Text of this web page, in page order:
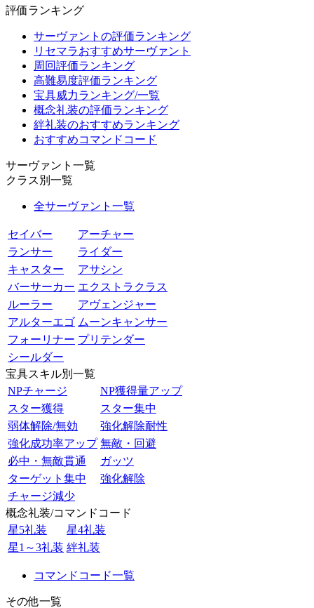
評価ランキング
サーヴァントの評価ランキング
リセマラおすすめサーヴァント
周回評価ランキング
高難易度評価ランキング
宝具威力ランキング/一覧
概念礼装の評価ランキング
絆礼装のおすすめランキング
おすすめコマンドコード
サーヴァント一覧
クラス別一覧
全サーヴァント一覧
セイバー
アーチャー
ランサー
ライダー
キャスター
アサシン
バーサーカー エクストラクラス
ルーラー
アヴェンジャー
アルターエゴ ムーンキャンサー
フォーリナー プリテンダー
シールダー
宝具スキル別一覧
NPチャージ
NP獲得量アップ
スター獲得
スター集中
弱体解除/無効
強化解除耐性
強化成功率アップ 無敵・回避
必中・無敵貫通
ガッツ
ターゲット集中
強化解除
チャージ減少
概念礼装/コマンドコード
星5礼装
星4礼装
星1～3礼装 絆礼装
コマンドコード一覧
その他一覧